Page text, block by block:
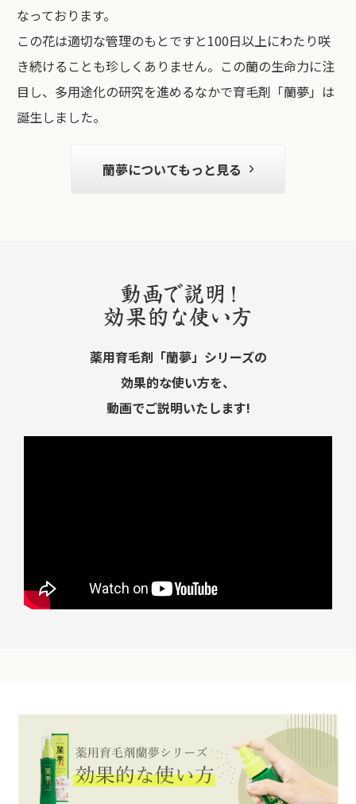
なっております。
この花は適切な管理のもとですと100日以上にわたり咲
き続けることも珍しくありません。この蘭の生命力に注
目し、多用途化の研究を進めるなかで育毛剤「蘭夢」は
誕生しました。
蘭夢についてもっと見る
薬用育毛剤「蘭夢」シリーズの
効果的な使い方を、
動画でご説明いたします!